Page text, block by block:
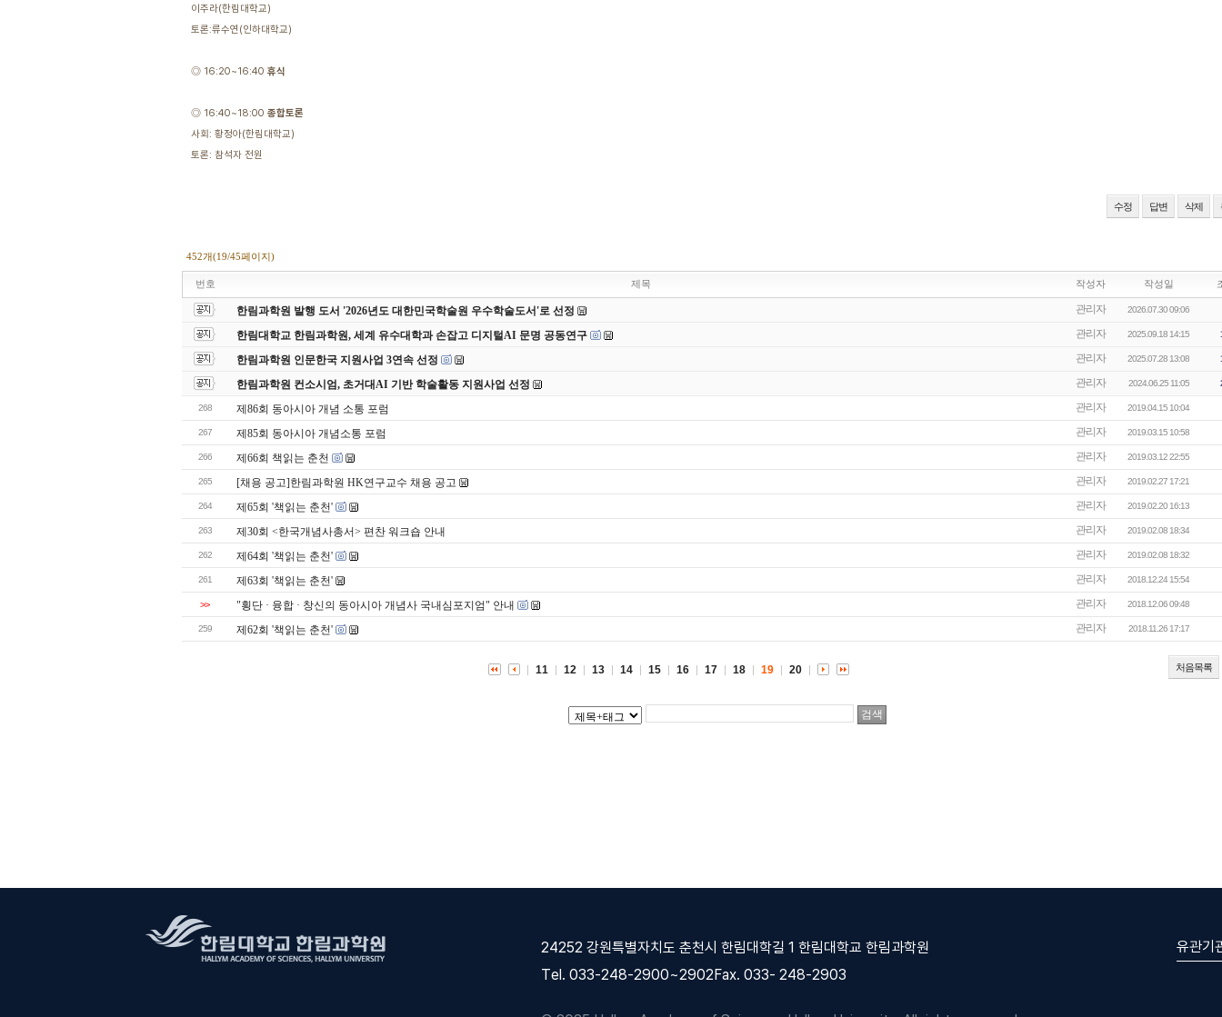
이주라(한림대학교)
토론:류수연(인하대학교)
◎ 16:20~16:40 휴식
◎ 16:40~18:00 종합토론
사회: 황정아(한림대학교)
토론: 참석자 전원
수정 답변 삭제
452개(19/45페이지)
번호 제목 작성자 작성일
한림과학원 발행 도서 '2026년도 대한민국학술원 우수학술도서'로 선정 관리자 2026.07.30 09:06
한림대학교 한림과학원, 세계 유수대학과 손잡고 디지털AI 문명 공동연구 관리자 2025.09.18 14:15
한림과학원 인문한국 지원사업 3연속 선정 관리자 2025.07.28 13:08
한림과학원 컨소시엄, 초거대AI 기반 학술활동 지원사업 선정 관리자 2024.06.25 11:05
268 제86회 동아시아 개념 소통 포럼 관리자 2019.04.15 10:04
267 제85회 동아시아 개념소통 포럼 관리자 2019.03.15 10:58
266 제66회 책읽는 춘천 관리자 2019.03.12 22:55
265 [채용 공고]한림과학원 HK연구교수 채용 공고 관리자 2019.02.27 17:21
264 제65회 '책읽는 춘천' 관리자 2019.02.20 16:13
263 제30회 <한국개념사총서> 편찬 워크숍 안내 관리자 2019.02.08 18:34
262 제64회 '책읽는 춘천' 관리자 2019.02.08 18:32
261 제63회 '책읽는 춘천' 관리자 2018.12.24 15:54
>> "횡단 · 융합 · 창신의 동아시아 개념사 국내심포지엄" 안내 관리자 2018.12.06 09:48
259 제62회 '책읽는 춘천' 관리자 2018.11.26 17:17
처음목록
11 12 13 14 15 16 17 18 19 20
24252 강원특별자치도 춘천시 한림대학길 1 한림대학교 한림과학원
Tel. 033-248-2900~2902Fax. 033- 248-2903
유관기